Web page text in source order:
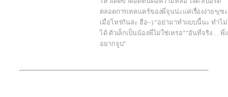
ตลอดการเทคแคร์ของพี่จุนน่ะแค่เรื่องง่ายๆ(ซะ
เมื่อไหร่กันล่ะ ฮือ~) “อย่ามาทำเเบบนี้นะ ทำไม่
ได้ ตัวเล็กเป็นน้องพี่ไม่ใช่เหรอ”“อันที่จริง… พี่
อยากจูบ”